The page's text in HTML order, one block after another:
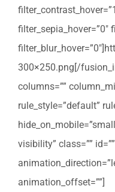
filter_sepia_hover=”0″
300×250.png[/
columns=””
rule_style=”default”
visibility” class=””
animation_offset=””]